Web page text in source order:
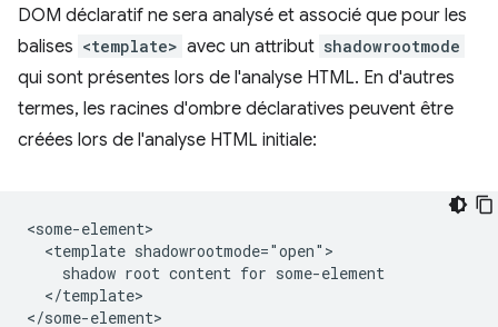
DOM déclaratif ne sera analysé et associé que pour les
balises <template> avec un attribut shadowrootmode
qui sont présentes lors de l'analyse HTML. En d'autres
termes, les racines d'ombre déclaratives peuvent être
créées lors de l'analyse HTML initiale:
<some-element>
  <template shadowrootmode="open">
    shadow root content for some-element
  </template>